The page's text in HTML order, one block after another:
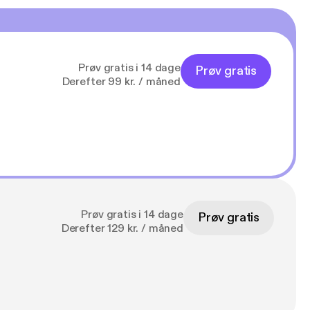
Prøv gratis i 14 dage
Derefter 99 kr. / måned
Prøv gratis
Prøv gratis i 14 dage
Derefter 129 kr. / måned
Prøv gratis